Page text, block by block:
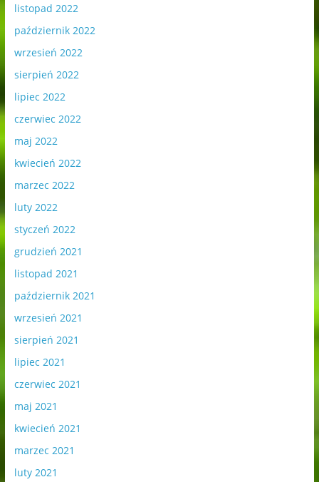
listopad 2022
październik 2022
wrzesień 2022
sierpień 2022
lipiec 2022
czerwiec 2022
maj 2022
kwiecień 2022
marzec 2022
luty 2022
styczeń 2022
grudzień 2021
listopad 2021
październik 2021
wrzesień 2021
sierpień 2021
lipiec 2021
czerwiec 2021
maj 2021
kwiecień 2021
marzec 2021
luty 2021